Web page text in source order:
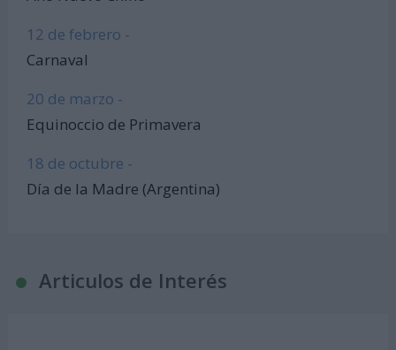
12 de febrero -
Carnaval
20 de marzo -
Equinoccio de Primavera
18 de octubre -
Día de la Madre (Argentina)
Articulos de Interés